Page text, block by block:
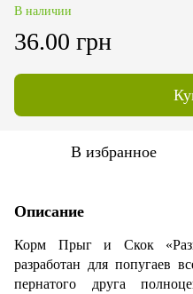
В наличии
36.00 грн
В избранное
Описание
Корм Прыг и Скок
разработан для попугаев
пернатого друга